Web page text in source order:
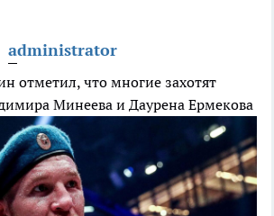
administrator
отметил, что многие захотят
Минеева и Даурена Ермекова